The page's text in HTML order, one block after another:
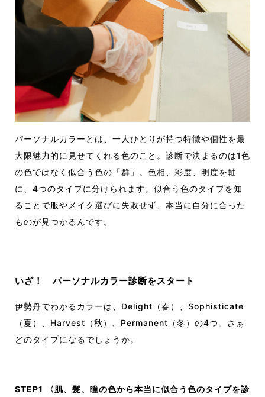
パーソナルカラーとは、一人ひとりが持つ特徴や個性を最
大限魅力的に見せてくれる色のこと。診断で決まるのは1色
の色ではなく似合う色の「群」。色相、彩度、明度を軸
に、4つのタイプに分けられます。似合う色のタイプを知
ることで服やメイク選びに失敗せず、本当に自分に合った
ものが見つかるんです。
いざ！ パーソナルカラー診断をスタート
伊勢丹でわかるカラーは、Delight（春）、Sophisticate
（夏）、Harvest（秋）、Permanent（冬）の4つ。さぁ
どのタイプになるでしょうか。
STEP1 〈肌、髪、瞳の色から本当に似合う色のタイプを診